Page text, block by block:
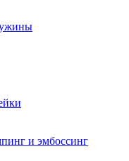
и эмбоссинг